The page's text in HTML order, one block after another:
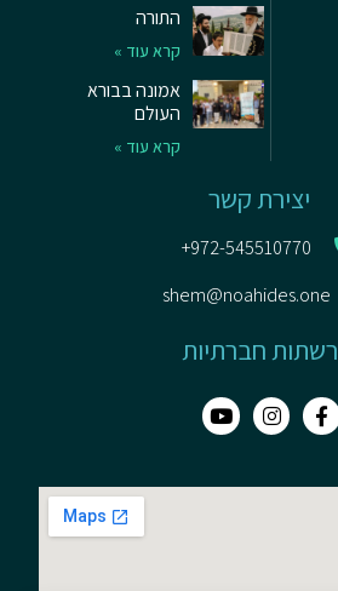
התורה
קרא עוד »
אמונה בבורא
העולם
קרא עוד »
יצירת קשר
972-545510770+
shem@noahides.one
רשתות חברתיות